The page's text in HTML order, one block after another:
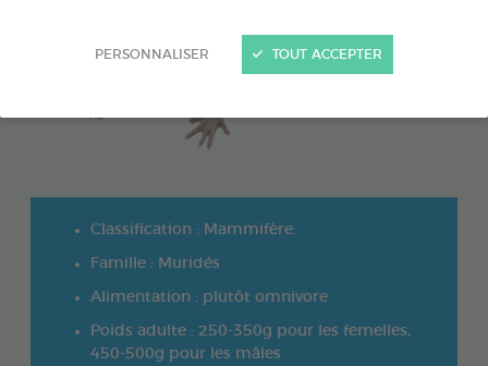
PERSONNALISER TOUT ACCEPTER
Classification : Mammifère.
Famille : Muridés
Alimentation : plutôt omnivore
Poids adulte : 250-350g pour les femelles,
450-500g pour les mâles